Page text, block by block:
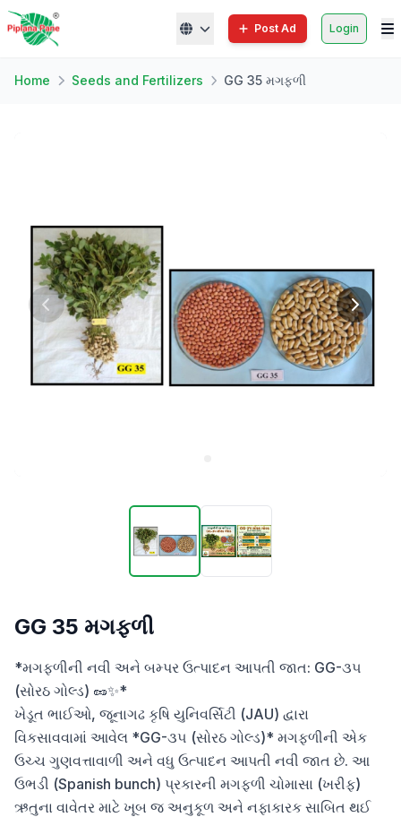
Post Ad Login
Home Seeds and Fertilizers GG 35 મગફળી
GG 35 મગફળી
*મગફળીની નવી અને બમ્પર ઉત્પાદન આપતી જાત: GG-૩૫
(સોરઠ ગોલ્ડ) 🥜✨*
ખેડૂત ભાઈઓ, જૂનાગઢ કૃષિ યુનિવર્સિટી (JAU) દ્વારા
વિકસાવવામાં આવેલ *GG-૩૫ (સોરઠ ગોલ્ડ)* મગફળીની એક
ઉચ્ચ ગુણવત્તાવાળી અને વધુ ઉત્પાદન આપતી નવી જાત છે. આ
ઉભડી (Spanish bunch) પ્રકારની મગફળી ચોમાસા (ખરીફ)
ઋતુના વાવેતર માટે ખૂબ જ અનુકૂળ અને નફાકારક સાબિત થઈ